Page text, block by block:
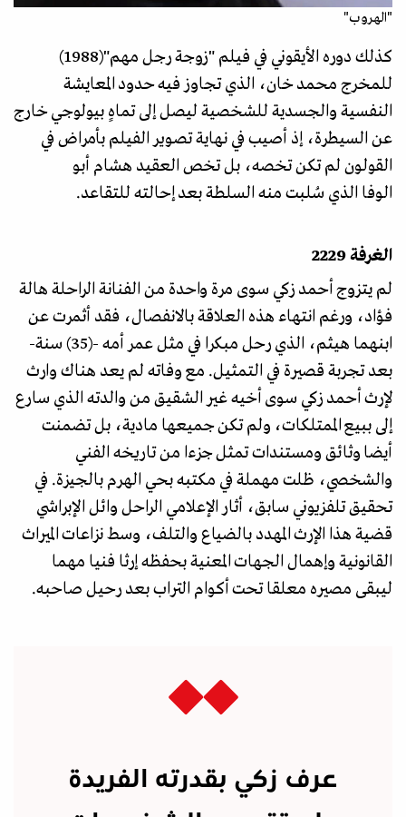
"الهروب"
كذلك دوره الأيقوني في فيلم "زوجة رجل مهم"(1988)
للمخرج محمد خان، الذي تجاوز فيه حدود المعايشة
النفسية والجسدية للشخصية ليصل إلى تماهٍ بيولوجي خارج
عن السيطرة، إذ أصيب في نهاية تصوير الفيلم بأمراض في
القولون لم تكن تخصه، بل تخص العقيد هشام أبو
الوفا الذي سُلبت منه السلطة بعد إحالته للتقاعد.
الغرفة 2229
لم يتزوج أحمد زكي سوى مرة واحدة من الفنانة الراحلة هالة
فؤاد، ورغم انتهاء هذه العلاقة بالانفصال، فقد أثمرت عن
ابنهما هيثم، الذي رحل مبكرا في مثل عمر أمه -(35) سنة-
بعد تجربة قصيرة في التمثيل. مع وفاته لم يعد هناك وارث
لإرث أحمد زكي سوى أخيه غير الشقيق من والدته الذي سارع
إلى ببيع الممتلكات، ولم تكن جميعها مادية، بل تضمنت
أيضا وثائق ومستندات تمثل جزءا من تاريخه الفني
والشخصي، ظلت مهملة في مكتبه بحي الهرم بالجيزة. في
تحقيق تلفزيوني سابق، أثار الإعلامي الراحل وائل الإبراشي
قضية هذا الإرث المهدد بالضياع والتلف، وسط نزاعات الميراث
القانونية وإهمال الجهات المعنية بحفظه إرثا فنيا مهما
ليبقى مصيره معلقا تحت أكوام التراب بعد رحيل صاحبه.
عرف زكي بقدرته الفريدة